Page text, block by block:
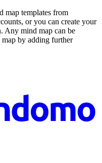
map templates from
or you can create your
Any mind map can be
by adding further